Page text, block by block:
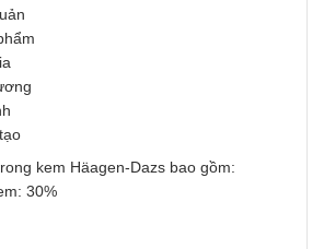
kem Häagen-Dazs bao gồm:
30%